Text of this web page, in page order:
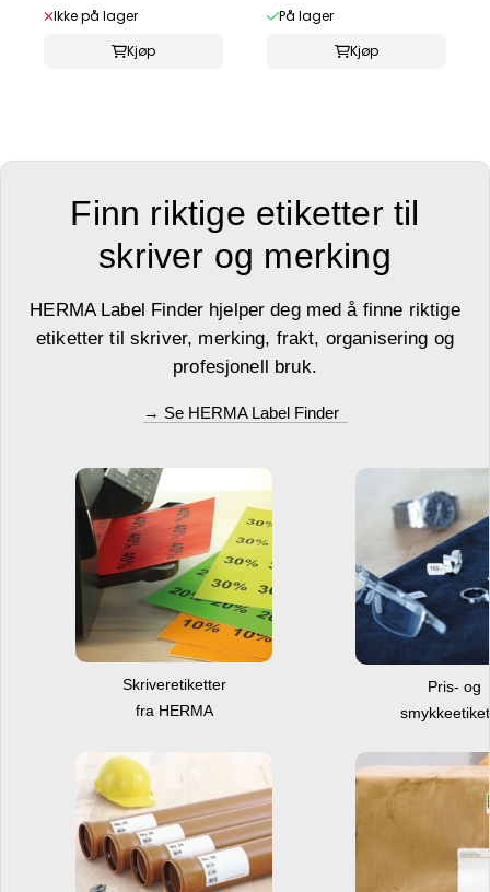
Ikke på lager
Kjøp
På lager
Kjøp
Finn riktige etiketter til
skriver og merking
HERMA Label Finder hjelper deg med å finne riktige
etiketter til skriver, merking, frakt, organisering og
profesjonell bruk.
→ Se HERMA Label Finder
Skriveretiketter
fra HERMA
Pris- og